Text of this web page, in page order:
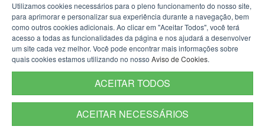
Termos de Uso
Utilizamos cookies necessários para o pleno funcionamento do nosso site,
para aprimorar e personalizar sua experiência durante a navegação, bem
como outros cookies adicionais. Ao clicar em "Aceitar Todos", você terá
acesso a todas as funcionalidades da página e nos ajudará a desenvolver
um site cada vez melhor. Você pode encontrar mais informações sobre
quais cookies estamos utilizando no nosso Aviso de Cookies.
ACEITAR TODOS
ACEITAR NECESSÁRIOS